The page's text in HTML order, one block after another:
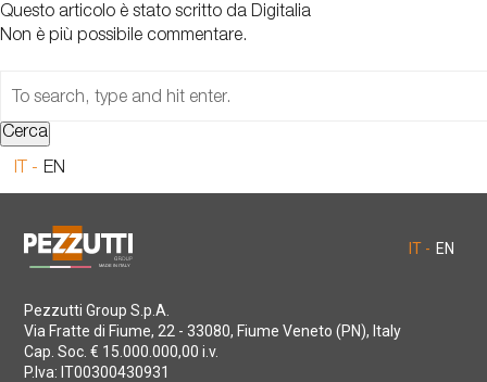
Questo articolo è stato scritto da Digitalia
Non è più possibile commentare.
Cerca
IT - EN
IT - EN
Pezzutti Group S.p.A.
Via Fratte di Fiume, 22 - 33080, Fiume Veneto (PN), Italy
Cap. Soc. € 15.000.000,00 i.v.
P.Iva: IT00300430931